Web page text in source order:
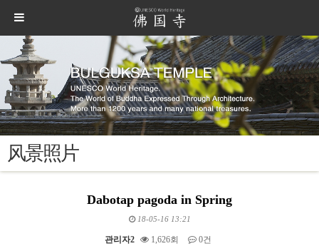
风景照片
Dabotap pagoda in Spring
18-05-16 13:21
관리자2 1,626회 0건